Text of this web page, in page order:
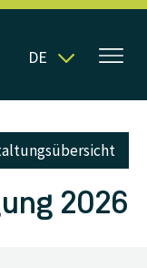
DE
2026